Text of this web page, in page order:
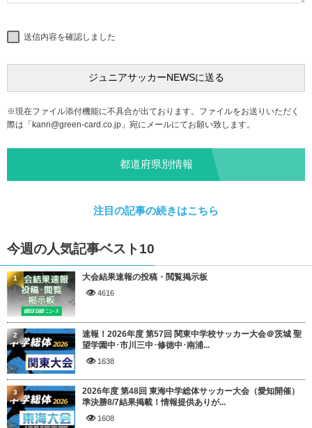
送信内容を確認しました
※現在ファイル添付機能に不具合が出ております。ファイルをお送りいただく
際は「kanri@green-card.co.jp 」宛にメールにてお願い致します。
都道府県別情報
注目の記事の続きはこちら
今週の人気記事ベスト10
大会結果速報の投稿・閲覧掲示板
4616
1
速報！2026年度 第57回 関東中学校サッカー大会＠茨城 聖
望学園中･市川三中･修徳中･南浦...
1638
2
2026年度 第48回 東海中学総体サッカー大会（愛知開催）
準決勝8/7結果掲載！情報提供ありが...
1608
3